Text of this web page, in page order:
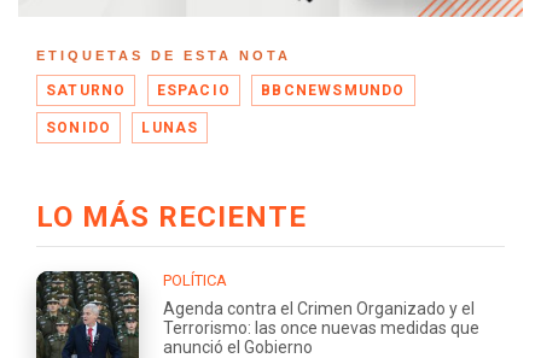
ETIQUETAS DE ESTA NOTA
SATURNO ESPACIO BBCNEWSMUNDO
SONIDO LUNAS
LO MÁS RECIENTE
POLÍTICA
Agenda contra el Crimen Organizado y el
Terrorismo: las once nuevas medidas que
anunció el Gobierno